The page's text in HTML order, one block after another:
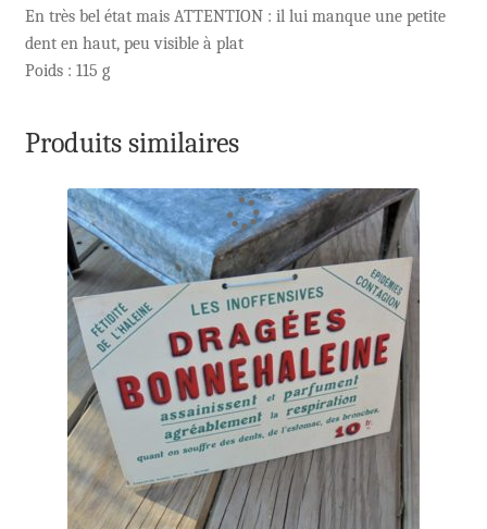
En très bel état mais ATTENTION : il lui manque une petite
dent en haut, peu visible à plat
Poids : 115 g
Produits similaires